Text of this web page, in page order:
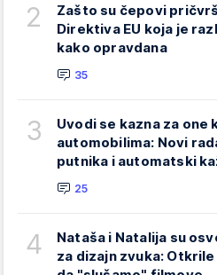
2
Zašto su čepovi
Direktiva EU koja je
kako opravdana
35
3
Uvodi se kazna za one
automobilima: Novi
putnika i automatski
25
4
Nataša i Natalija su
za dizajn zvuka: